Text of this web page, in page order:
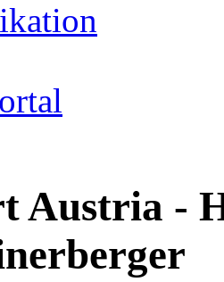
Austria -